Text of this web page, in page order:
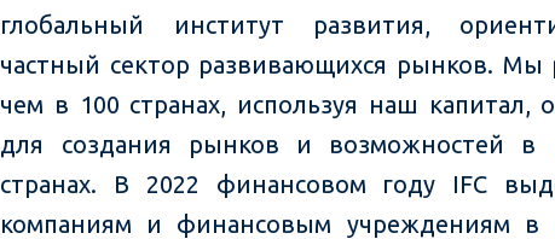
глобальный институт развития,
частный сектор развивающихся рынков. Мы
чем в 100 странах, используя наш капитал,
для создания рынков и возможностей в
странах. В 2022 финансовом году IFC
компаниям и финансовым учреждениям в